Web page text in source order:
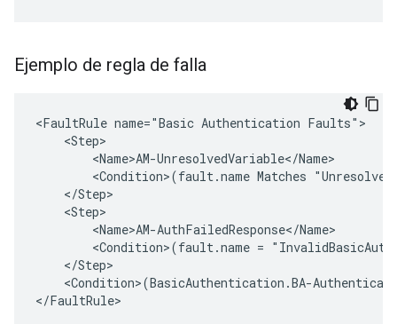
Ejemplo de regla de falla
<FaultRule name="Basic Authentication Faults">
    <Step>
        <Name>AM-UnresolvedVariable</Name>
<Condition>(fault.name Matches
    </Step>
    <Step>
        <Name>AM-AuthFailedResponse</Name>
<Condition>(fault.name =
    </Step>
<Condition>(BasicAuthentication.BA-
</FaultRule>